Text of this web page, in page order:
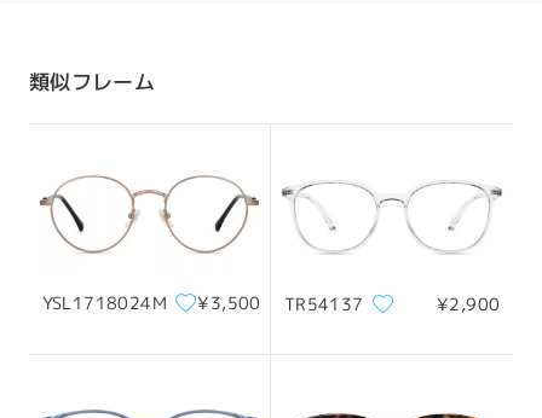
顔型:
サイズについて
配送時間
配送
類似フレーム
YSL1718024M ¥3,500 TR54137 ¥2,900